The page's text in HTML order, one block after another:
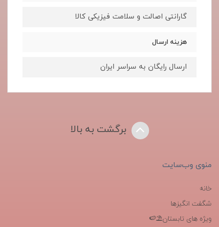
گارانتی اصالت و سلامت فیزیکی کالا
هزینه ارسال
ارسال رایگان به سراسر ایران
برگشت به بالا
منوی وب‌سایت
خانه
شگفت انگیزها
ویژه های تابستان⛱️🍉